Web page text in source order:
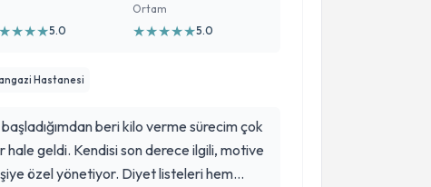
★★★★5.0
Ortam
★★★★★5.0
Hastanesi
beri kilo verme sürecim çok
hale geldi. Kendisi son derece ilgili, motive
özel yönetiyor. Diyet listeleri hem